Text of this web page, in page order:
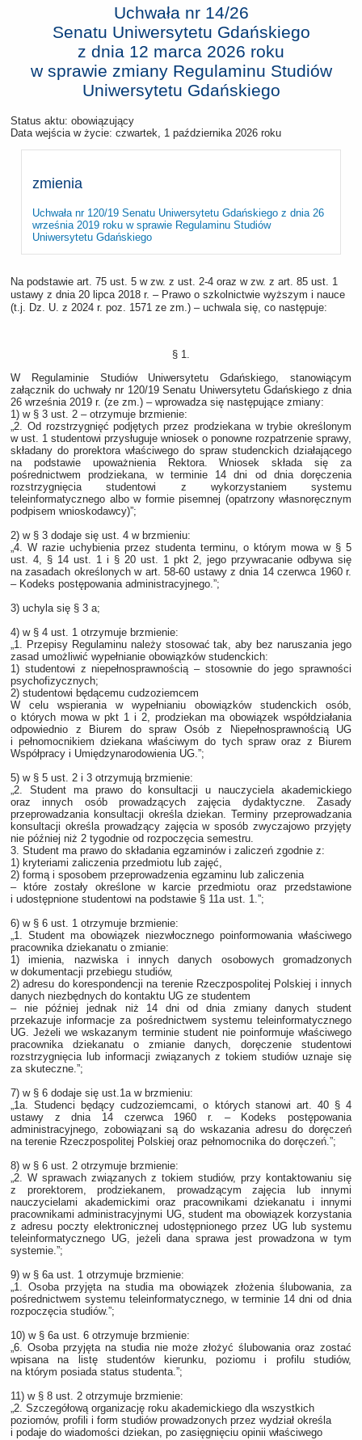
Uchwała nr 14/26
Senatu Uniwersytetu Gdańskiego
z dnia 12 marca 2026 roku
w sprawie zmiany Regulaminu Studiów
Uniwersytetu Gdańskiego
Status aktu: obowiązujący
Data wejścia w życie: czwartek, 1 października 2026 roku
zmienia
Uchwała nr 120/19 Senatu Uniwersytetu Gdańskiego z dnia 26
września 2019 roku w sprawie Regulaminu Studiów
Uniwersytetu Gdańskiego
Na podstawie art. 75 ust. 5 w zw. z ust. 2-4 oraz w zw. z art. 85 ust. 1
ustawy z dnia 20 lipca 2018 r. – Prawo o szkolnictwie wyższym i nauce
(t.j. Dz. U. z 2024 r. poz. 1571 ze zm.) ‒ uchwala się, co następuje:
§ 1.
W Regulaminie Studiów Uniwersytetu Gdańskiego, stanowiącym
załącznik do uchwały nr 120/19 Senatu Uniwersytetu Gdańskiego z dnia
26 września 2019 r. (ze zm.) – wprowadza się następujące zmiany:
1) w § 3 ust. 2 – otrzymuje brzmienie:
„2. Od rozstrzygnięć podjętych przez prodziekana w trybie określonym
w ust. 1 studentowi przysługuje wniosek o ponowne rozpatrzenie sprawy,
składany do prorektora właściwego do spraw studenckich działającego
na podstawie upoważnienia Rektora. Wniosek składa się za
pośrednictwem prodziekana, w terminie 14 dni od dnia doręczenia
rozstrzygnięcia studentowi z wykorzystaniem systemu
teleinformatycznego albo w formie pisemnej (opatrzony własnoręcznym
podpisem wnioskodawcy)”;
2) w § 3 dodaje się ust. 4 w brzmieniu:
„4. W razie uchybienia przez studenta terminu, o którym mowa w § 5
ust. 4, § 14 ust. 1 i § 20 ust. 1 pkt 2, jego przywracanie odbywa się
na zasadach określonych w art. 58-60 ustawy z dnia 14 czerwca 1960 r.
– Kodeks postępowania administracyjnego.”;
3) uchyla się § 3 a;
4) w § 4 ust. 1 otrzymuje brzmienie:
„1. Przepisy Regulaminu należy stosować tak, aby bez naruszania jego
zasad umożliwić wypełnianie obowiązków studenckich:
1) studentowi z niepełnosprawnością – stosownie do jego sprawności
psychofizycznych;
2) studentowi będącemu cudzoziemcem
W celu wspierania w wypełnianiu obowiązków studenckich osób,
o których mowa w pkt 1 i 2, prodziekan ma obowiązek współdziałania
odpowiednio z Biurem do spraw Osób z Niepełnosprawnością UG
i pełnomocnikiem dziekana właściwym do tych spraw oraz z Biurem
Współpracy i Umiędzynarodowienia UG.”;
5) w § 5 ust. 2 i 3 otrzymują brzmienie:
„2. Student ma prawo do konsultacji u nauczyciela akademickiego
oraz innych osób prowadzących zajęcia dydaktyczne. Zasady
przeprowadzania konsultacji określa dziekan. Terminy przeprowadzania
konsultacji określa prowadzący zajęcia w sposób zwyczajowo przyjęty
nie później niż 2 tygodnie od rozpoczęcia semestru.
3. Student ma prawo do składania egzaminów i zaliczeń zgodnie z:
1) kryteriami zaliczenia przedmiotu lub zajęć,
2) formą i sposobem przeprowadzenia egzaminu lub zaliczenia
– które zostały określone w karcie przedmiotu oraz przedstawione
i udostępnione studentowi na podstawie § 11a ust. 1.”;
6) w § 6 ust. 1 otrzymuje brzmienie:
„1. Student ma obowiązek niezwłocznego poinformowania właściwego
pracownika dziekanatu o zmianie:
1) imienia, nazwiska i innych danych osobowych gromadzonych
w dokumentacji przebiegu studiów,
2) adresu do korespondencji na terenie Rzeczpospolitej Polskiej i innych
danych niezbędnych do kontaktu UG ze studentem
– nie później jednak niż 14 dni od dnia zmiany danych student
przekazuje informacje za pośrednictwem systemu teleinformatycznego
UG. Jeżeli we wskazanym terminie student nie poinformuje właściwego
pracownika dziekanatu o zmianie danych, doręczenie studentowi
rozstrzygnięcia lub informacji związanych z tokiem studiów uznaje się
za skuteczne.”;
7) w § 6 dodaje się ust.1a w brzmieniu:
„1a. Studenci będący cudzoziemcami, o których stanowi art. 40 § 4
ustawy z dnia 14 czerwca 1960 r. – Kodeks postępowania
administracyjnego, zobowiązani są do wskazania adresu do doręczeń
na terenie Rzeczpospolitej Polskiej oraz pełnomocnika do doręczeń.”;
8) w § 6 ust. 2 otrzymuje brzmienie:
„2. W sprawach związanych z tokiem studiów, przy kontaktowaniu się
z prorektorem, prodziekanem, prowadzącym zajęcia lub innymi
nauczycielami akademickimi oraz pracownikami dziekanatu i innymi
pracownikami administracyjnymi UG, student ma obowiązek korzystania
z adresu poczty elektronicznej udostępnionego przez UG lub systemu
teleinformatycznego UG, jeżeli dana sprawa jest prowadzona w tym
systemie.”;
9) w § 6a ust. 1 otrzymuje brzmienie:
„1. Osoba przyjęta na studia ma obowiązek złożenia ślubowania, za
pośrednictwem systemu teleinformatycznego, w terminie 14 dni od dnia
rozpoczęcia studiów.”;
10) w § 6a ust. 6 otrzymuje brzmienie:
„6. Osoba przyjęta na studia nie może złożyć ślubowania oraz zostać
wpisana na listę studentów kierunku, poziomu i profilu studiów,
na którym posiada status studenta.”;
11) w § 8 ust. 2 otrzymuje brzmienie:
„2. Szczegółową organizację roku akademickiego dla wszystkich
poziomów, profili i form studiów prowadzonych przez wydział określa
i podaje do wiadomości dziekan, po zasięgnięciu opinii właściwego